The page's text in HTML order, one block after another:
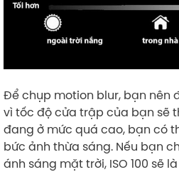
Để chụp motion blur, bạn nên
vì tốc độ cửa trập của bạn sẽ
đang ở mức quá cao, bạn có
bức ảnh thừa sáng. Nếu bạn
ánh sáng mặt trời, ISO 100 sẽ